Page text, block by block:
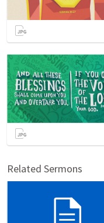
Related Sermons